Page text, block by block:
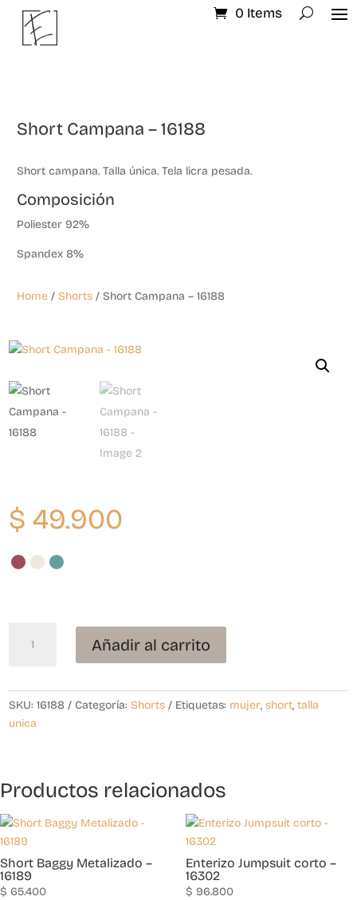
0 Items
Short Campana – 16188
Short campana. Talla única. Tela licra pesada.
Composición
Poliester 92%
Spandex 8%
Home /Shorts / Short Campana – 16188
$ 49.900
Campana
cantidad
Añadir al carrito
SKU:16188 Categoría:Shorts Etiquetas: mujer,short,talla
unica
Productos relacionados
Short Baggy Metalizado –
16189
$ 65.400
Enterizo Jumpsuit corto –
16302
$ 96.800